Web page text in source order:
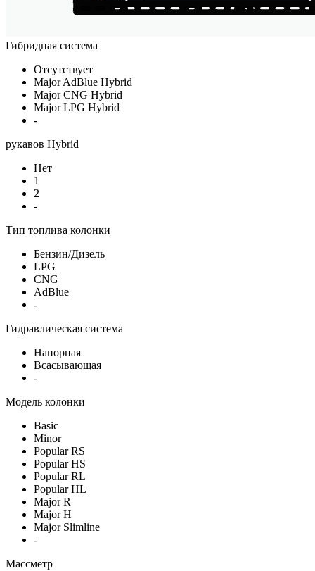
Гибридная система
Отсутствует
Major AdBlue Hybrid
Major CNG Hybrid
Major LPG Hybrid
-
рукавов Hybrid
Нет
1
2
-
Тип топлива колонки
Бензин/Дизель
LPG
CNG
AdBlue
-
Гидравлическая система
Напорная
Всасывающая
-
Модель колонки
Basic
Minor
Popular RS
Popular HS
Popular RL
Popular HL
Major R
Major H
Major Slimline
-
Массметр